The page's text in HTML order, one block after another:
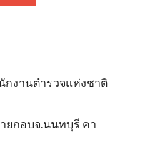
กงานตำรวจแห่งชาติ
ยกอบจ.นนทบุรี คา